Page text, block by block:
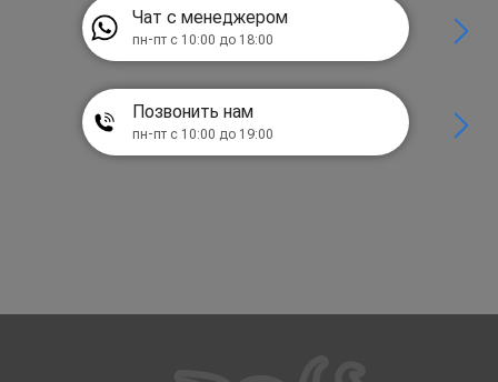
Чат с менеджером
пн-пт с 10:00 до 18:00
Позвонить нам
пн-пт с 10:00 до 19:00